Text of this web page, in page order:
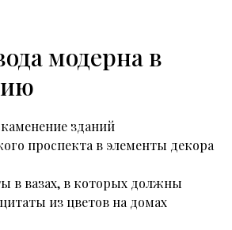
модерна в
зданий
проспекта в элементы декора
в вазах, в которых должны
из цветов на домах